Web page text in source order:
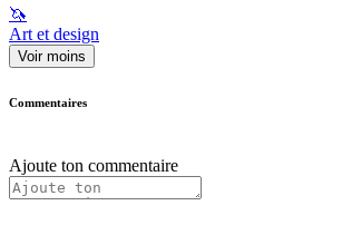
🦄
Art et design
Voir moins
Commentaires
Ajoute ton commentaire